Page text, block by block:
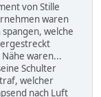
von Stille
waren
welche
waren...
Schulter
welcher
nach Luft